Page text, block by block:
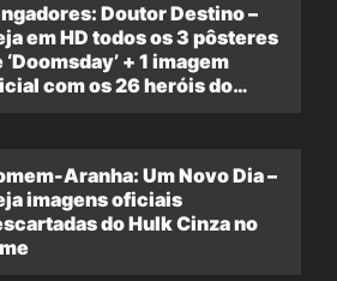
Doutor Destino –
em HD todos os 3 pôsteres
‘Doomsday’ + 1 imagem
com os 26 heróis do
Aranha: Um Novo Dia –
imagens oficiais
do Hulk Cinza no